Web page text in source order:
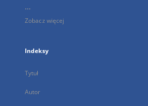
...
Zobacz więcej
Indeksy
Tytuł
Autor